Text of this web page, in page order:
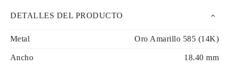
DETALLES DEL PRODUCTO
Metal Oro Amarillo 585 (14K)
Ancho 18.40 mm